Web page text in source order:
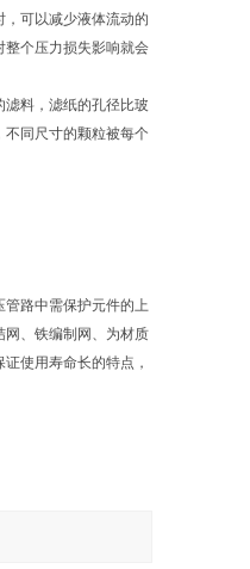
可以减少液体流动的
整个压力损失影响就会
料，滤纸的孔径比玻
同尺寸的颗粒被每个
路中需保护元件的上
网、铁编制网、为材质
使用寿命长的特点，